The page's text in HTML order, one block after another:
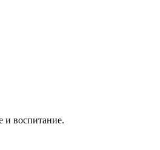
и воспитание.